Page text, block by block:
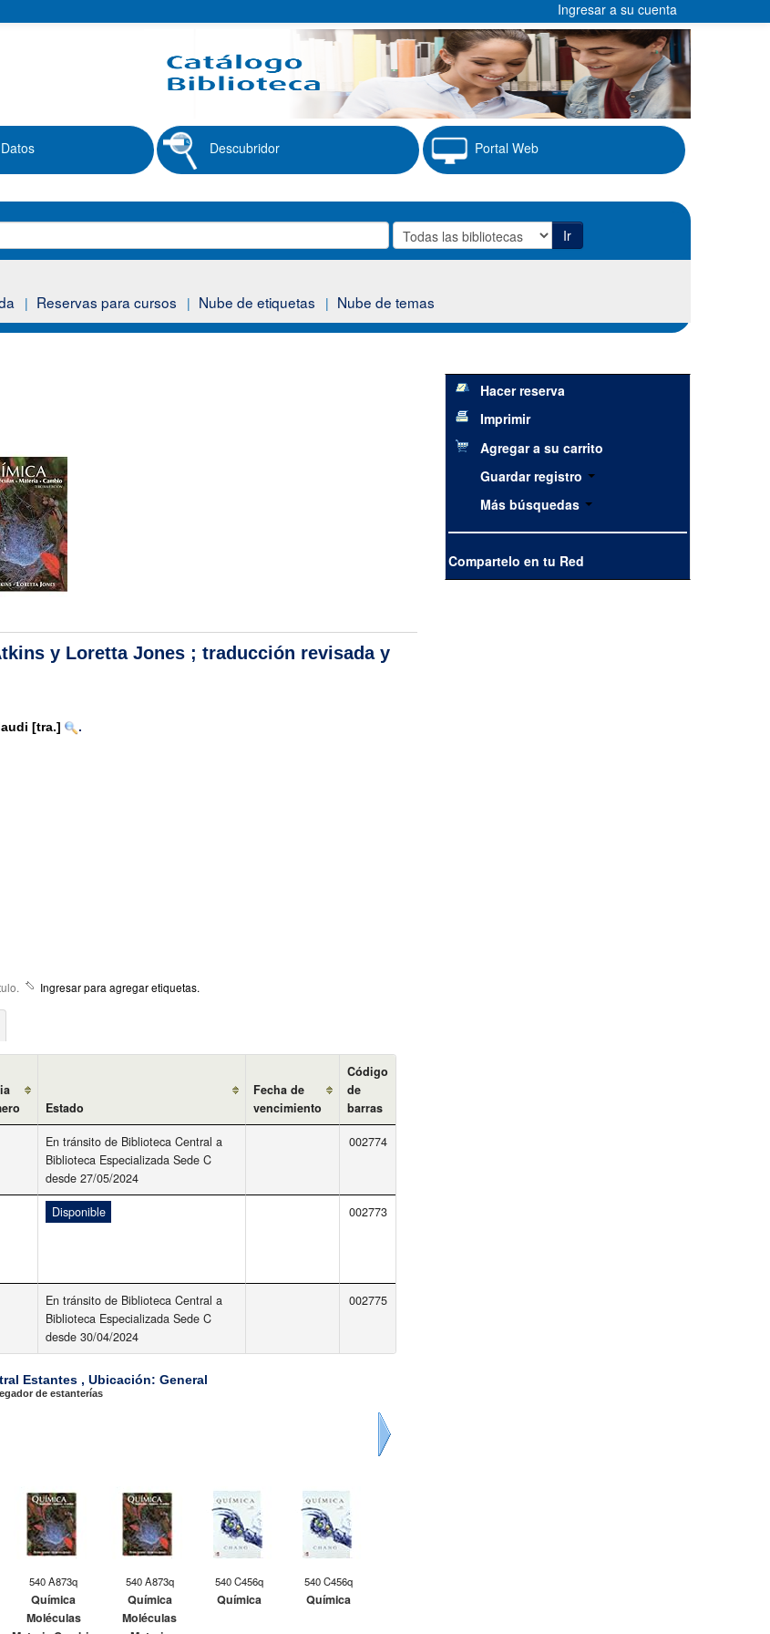
Ingresar a su cuenta
Descubridor Portal Web
Ir
Reservas para cursos Nube de etiquetas Nube de temas
y Loretta Jones ; traducción revisada y
[tra.] .
Ingresar para agregar etiquetas.
Estado
Fecha de
vencimiento
Código
de
barras
En tránsito de Biblioteca Central a
Biblioteca Especializada Sede C
desde 27/05/2024
002774
Disponible 002773
En tránsito de Biblioteca Central a
Biblioteca Especializada Sede C
desde 30/04/2024
002775
Estantes , Ubicación: General
de estanterías
540 A873q
Química
Moléculas
540 A873q
Química
Moléculas
540 C456q
Química
540 C456q
Química
Hacer reserva
Imprimir
Agregar a su carrito
Guardar registro
Más búsquedas
Compartelo en tu Red